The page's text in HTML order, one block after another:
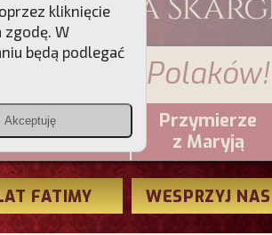
sumienia Polaków!
PCh24.pl
Przymierze
z Maryją
FATIMY WESPRZYJ NAS
kliknięcie
zgodę. W
będą podlegać
Akceptuję